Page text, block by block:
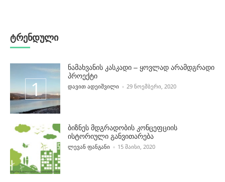
ტრენდული
ნამახვანის კასკადი – ყოვლად არამდგრადი
პროექტი
POSTED BY
ᲓᲐᲕᲘᲗ ᲐᲓᲔᲘᲨᲕᲘᲚᲘ 29 ᲜᲝᲔᲛᲑᲔᲠᲘ, 2020
ბიზნეს მდგრადობის კონცეფციის
ისტორიული განვითარება
POSTED BY
ᲚᲔᲕᲐᲜ ᲤᲐᲜᲒᲐᲜᲘ 15 ᲛᲐᲘᲡᲘ, 2020